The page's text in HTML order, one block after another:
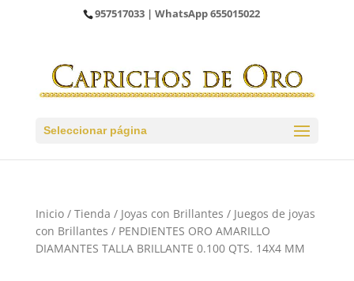
957517033 | WhatsApp655015022
Seleccionar página
Inicio/ Tienda / Joyas con Brillantes / Juegos de joyas
con Brillantes / PENDIENTES ORO AMARILLO
DIAMANTES TALLA BRILLANTE 0.100 QTS. 14X4 MM